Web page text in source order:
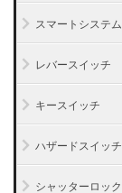
スマートシステム
レバースイッチ
キースイッチ
ハザードスイッチ
シャッターロック